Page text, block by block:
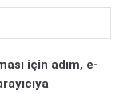
için adım, e-